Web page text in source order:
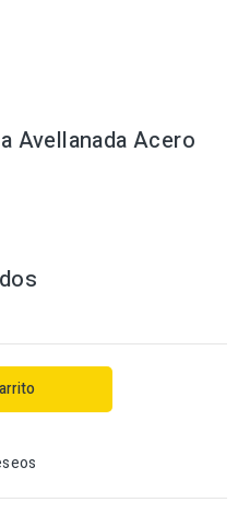
Avellanada Acero